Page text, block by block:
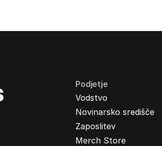
Podjetje
Vodstvo
Novinarsko središče
Zaposlitev
Merch Store